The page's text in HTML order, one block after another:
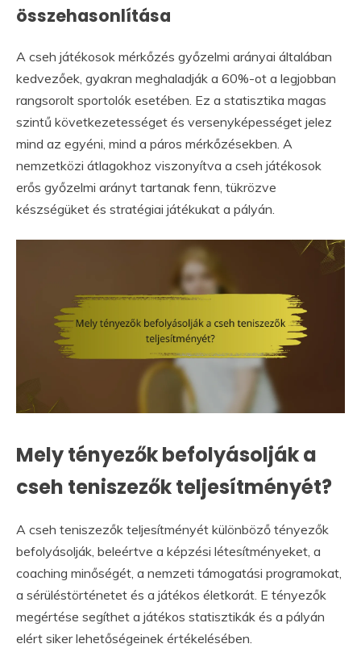
összehasonlítása
A cseh játékosok mérkőzés győzelmi arányai általában
kedvezőek, gyakran meghaladják a 60%-ot a legjobban
rangsorolt sportolók esetében. Ez a statisztika magas
szintű következetességet és versenyképességet jelez
mind az egyéni, mind a páros mérkőzésekben. A
nemzetközi átlagokhoz viszonyítva a cseh játékosok
erős győzelmi arányt tartanak fenn, tükrözve
készségüket és stratégiai játékukat a pályán.
Mely tényezők befolyásolják a
cseh teniszezők teljesítményét?
A cseh teniszezők teljesítményét különböző tényezők
befolyásolják, beleértve a képzési létesítményeket, a
coaching minőségét, a nemzeti támogatási programokat,
a sérüléstörténetet és a játékos életkorát. E tényezők
megértése segíthet a játékos statisztikák és a pályán
elért siker lehetőségeinek értékelésében.